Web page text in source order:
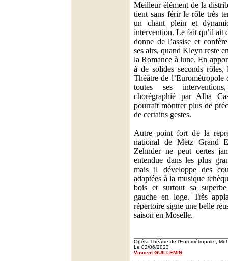
Meilleur élément de la
tient sans férir le rôle très
un chant plein et
intervention. Le fait qu’il ait
donne de l’assise et
ses airs, quand Kleyn reste
la Romance à lune. En
à de solides seconds
Théâtre de
toutes ses
chorégraphié par Alba
pourrait montrer plus de
de certains gestes.
Autre point fort de la
national de Metz Grand
Zehnder ne peut certes
entendue dans les plus
mais il développe des
adaptées à la musique
bois et surtout sa
gauche en loge. Très
répertoire signe une belle
saison en Moselle.
Opéra-Théâtre de l’Eurométropole ,
Le 02/06/2023
Vincent GUILLEMIN